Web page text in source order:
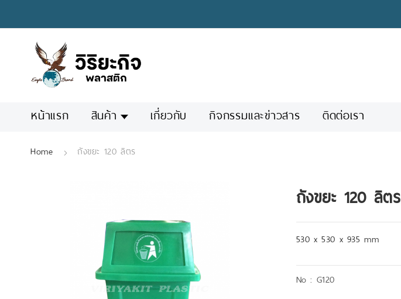
to
Content
หน้าแรก สินค้า เกี่ยวกับ กิจกรรมและข่าวสาร ติดต่อเรา
Home ถังขยะ 120 ลิตร
ถังขยะ 120 ลิตร
530 x 530 x 935 mm
G120